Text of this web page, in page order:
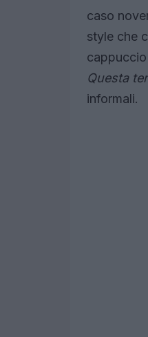
caso
style che
Questa
informali.